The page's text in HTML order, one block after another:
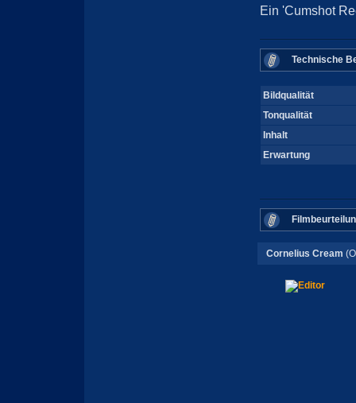
Ein 'Cumshot
Technische
Bildqualität
Tonqualität
Inhalt
Erwartung
Cornelius Cream